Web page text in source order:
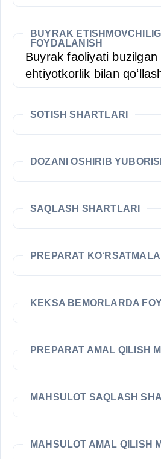
BUYRAK
FOYDALANISH
Buyrak faoliyati
ehtiyotkorlik bilan
SOTISH SHARTLARI
DOZANI OSHIRIB
SAQLASH SHARTLARI
PREPARAT
KEKSA BEMORLARDA
PREPARAT AMAL QILISH
MAHSULOT SAQLASH
MAHSULOT AMAL QILISH